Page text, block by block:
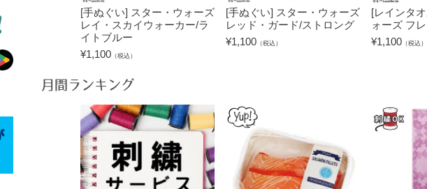
[手ぬぐい] スター・ウォーズ
レイ・スカイウォーカー/ラ
イトブルー
¥1,100 （税込）
[手ぬぐい] スター・ウォーズ
レッド・ガード/ストロング
¥1,100 （税込）
[レインタ
ォーズ フ
¥1,100 （税込）
月間ランキング